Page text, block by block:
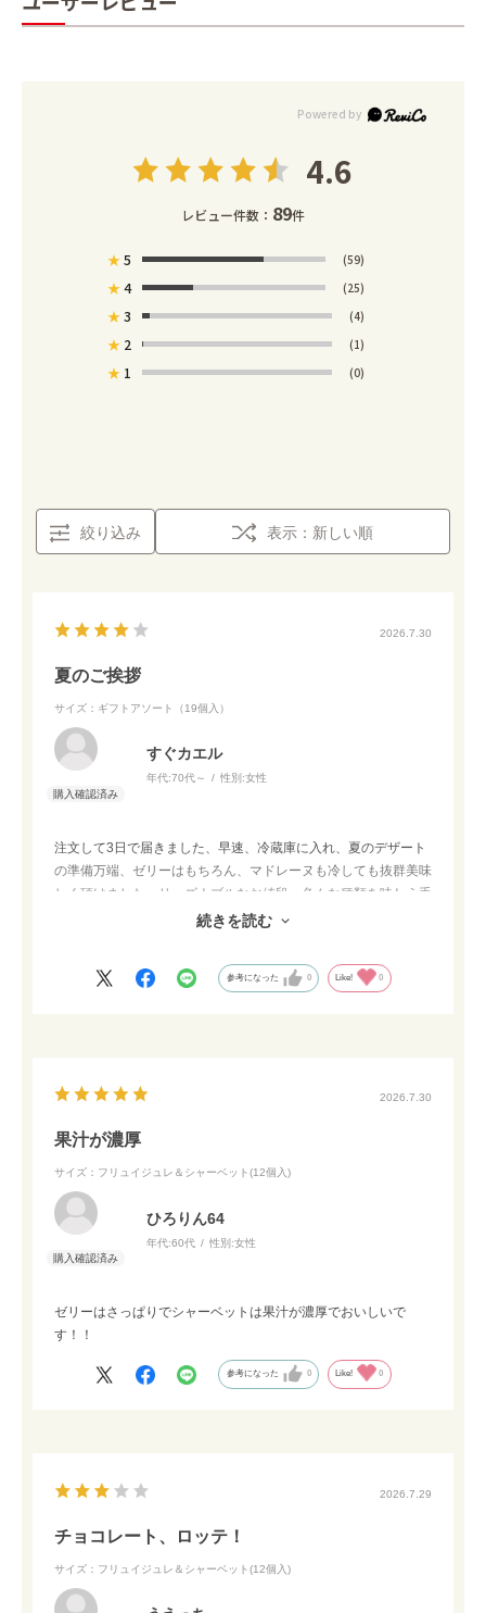
4.6
レビュー件数： 89件
★5 (59)
★4 (25)
★3 (4)
★ 2 (1)
★ 1 (0)
絞り込み 表示：新しい順
2026.7.30
夏のご挨拶
サイズ：ギフトアソート（19個入）
すぐカエル
年代:70代～ 性別:女性
注文して3日で届きました、早速、冷蔵庫に入れ、夏のデザート
の準備万端、ゼリーはもちろん、マドレーヌも冷しても抜群美味
しく頂けました。リーズナブルなお値段、色んな種類を味わえ手
続きを読む
参考になった 0 Like! 0
2026.7.30
果汁が濃厚
サイズ：フリュイジュレ＆シャーベット(12個入)
ひろりん64
年代:60代 性別:女性
ゼリーはさっぱりでシャーベットは果汁が濃厚でおいしいで
す！！
参考になった 0 Like! 0
2026.7.29
チョコレート、ロッテ！
サイズ：フリュイジュレ＆シャーベット(12個入)